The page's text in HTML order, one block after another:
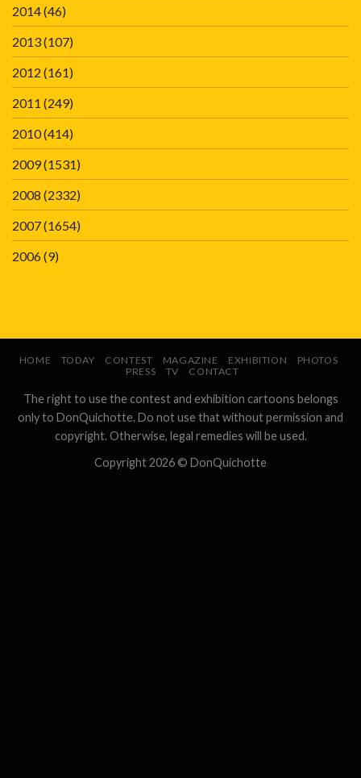
2014(46)
2013(107)
2012 (161)
2011 (249)
2010(414)
2009(1531)
2008 (2332)
2007(1654)
2006(9)
HOME TODAY CONTEST MAGAZINE EXHIBITION
PHOTOS
PRESS
TV CONTACT
The right to use the contest and exhibition cartoons belongs
only to DonQuichotte. Do not use that without permission and
copyright. Otherwise, legal remedies will be used.
Copyright 2026 © DonQuichotte